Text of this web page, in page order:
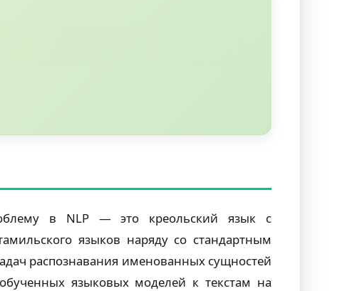
в NLP — это креольский язык с
языков наряду со стандартным
распознавания именованных сущностей
языковых моделей к текстам на